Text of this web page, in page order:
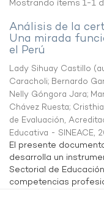
Mostrando ítems 1-1
Análisis de la
Una mirada
el Perú
Lady Sihuay Castillo
Caracholi; Bernardo
Nelly Góngora Jara;
Chávez Ruesta;
de Evaluación,
Educativa - SINEACE,
El presente
desarrolla un
Sectorial de
competencias